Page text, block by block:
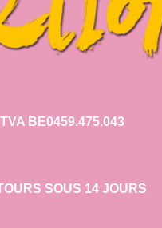
TVA BE0459.475.043
SOUS 14 JOURS